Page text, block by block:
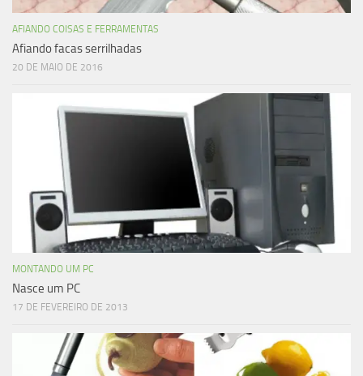
AFIANDO COISAS E FERRAMENTAS
Afiando facas serrilhadas
20 DE MAIO DE 2016
MONTANDO UM PC
Nasce um PC
17 DE FEVEREIRO DE 2013